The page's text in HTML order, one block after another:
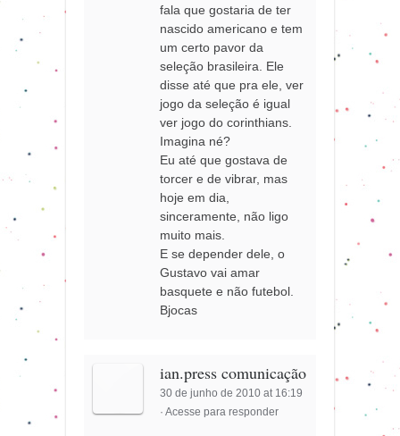
fala que gostaria de ter
nascido americano e tem
um certo pavor da
seleção brasileira. Ele
disse até que pra ele, ver
jogo da seleção é igual
ver jogo do corinthians.
Imagina né?
Eu até que gostava de
torcer e de vibrar, mas
hoje em dia,
sinceramente, não ligo
muito mais.
E se depender dele, o
Gustavo vai amar
basquete e não futebol.
Bjocas
ian.press comunicação
30 de junho de 2010 at 16:19
·Acesse para responder